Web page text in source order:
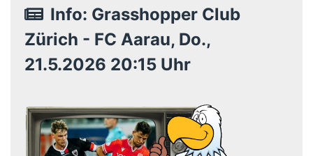
Info: Grasshopper Club
Zürich - FC Aarau, Do.,
21.5.2026 20:15 Uhr